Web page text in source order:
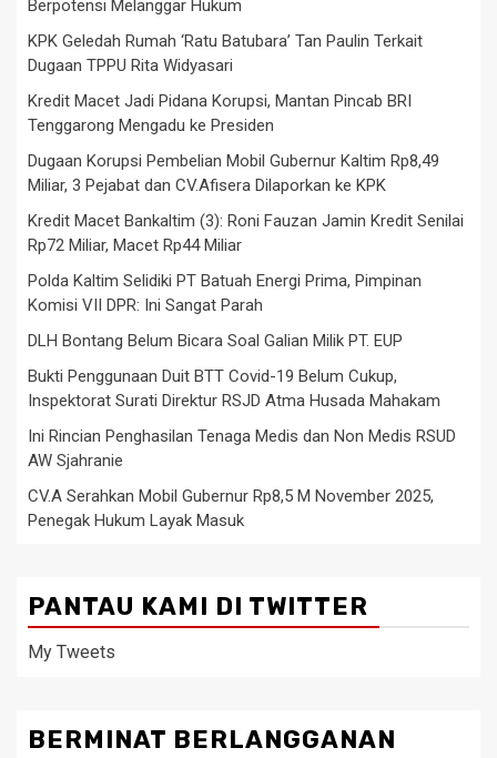
Berpotensi Melanggar Hukum
KPK Geledah Rumah ‘Ratu Batubara’ Tan Paulin Terkait
Dugaan TPPU Rita Widyasari
Kredit Macet Jadi Pidana Korupsi, Mantan Pincab BRI
Tenggarong Mengadu ke Presiden
Dugaan Korupsi Pembelian Mobil Gubernur Kaltim Rp8,49
Miliar, 3 Pejabat dan CV.Afisera Dilaporkan ke KPK
Kredit Macet Bankaltim (3): Roni Fauzan Jamin Kredit Senilai
Rp72 Miliar, Macet Rp44 Miliar
Polda Kaltim Selidiki PT Batuah Energi Prima, Pimpinan
Komisi VII DPR: Ini Sangat Parah
DLH Bontang Belum Bicara Soal Galian Milik PT. EUP
Bukti Penggunaan Duit BTT Covid-19 Belum Cukup,
Inspektorat Surati Direktur RSJD Atma Husada Mahakam
Ini Rincian Penghasilan Tenaga Medis dan Non Medis RSUD
AW Sjahranie
CV.A Serahkan Mobil Gubernur Rp8,5 M November 2025,
Penegak Hukum Layak Masuk
PANTAU KAMI DI TWITTER
My Tweets
BERMINAT BERLANGGANAN